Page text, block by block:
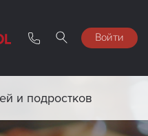
Войти
и подростков